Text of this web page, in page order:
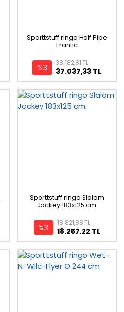
Sporttstuff ringo Half Pipe
Frantic
%3 37.037,33 TL
38.182,81 TL
Sporttstuff ringo Slalom
Jockey 183x125 cm
%3 18.257,22 TL
18.821,88 TL